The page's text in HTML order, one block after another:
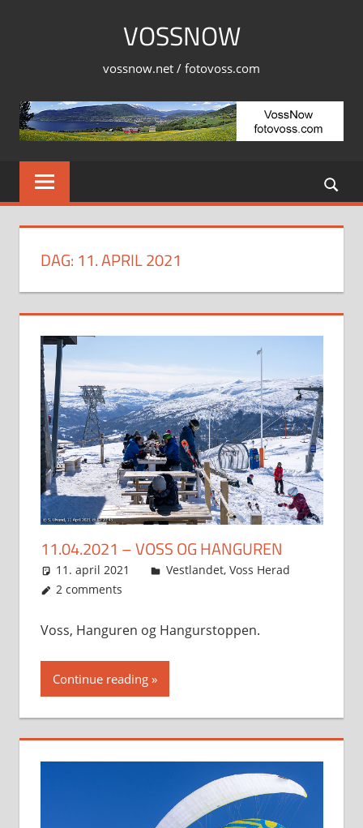
VOSSNOW
vossnow.net / fotovoss.com
DAG: 11. APRIL 2021
11.04.2021 – VOSS OG HANGUREN
11. april 2021 Svein
Vestlandet, Voss Herad
2 comments
Voss, Hanguren og Hangurstoppen.
Continue reading